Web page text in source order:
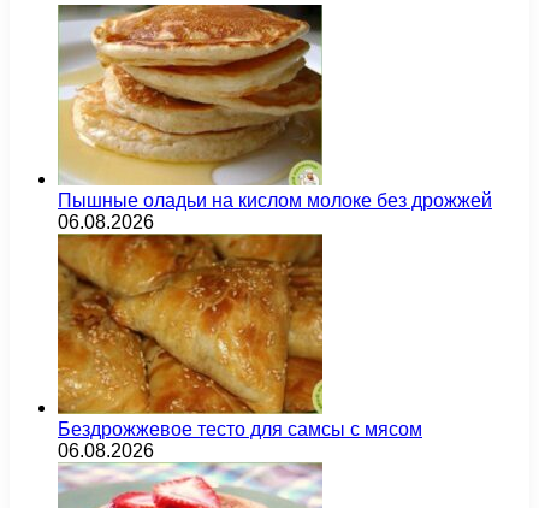
Пышные оладьи на кислом молоке без дрожжей
06.08.2026
Бездрожжевое тесто для самсы с мясом
06.08.2026